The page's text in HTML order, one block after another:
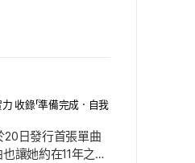
收錄「準備完成・自我
20日發行首張單曲
讓她約在11年之後